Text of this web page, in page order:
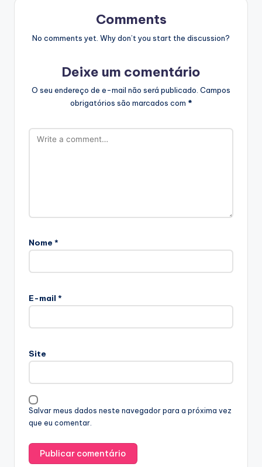
Comments
No comments yet. Why don’t you start the discussion?
Deixe um comentário
O seu endereço de e-mail não será publicado. Campos
obrigatórios são marcados com *
Nome *
E-mail *
Site
Salvar meus dados neste navegador para a próxima vez
que eu comentar.